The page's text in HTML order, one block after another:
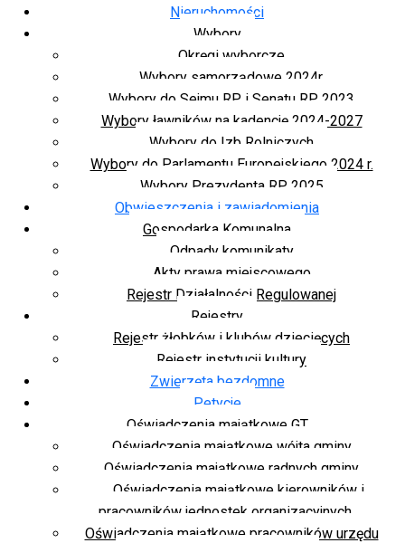
Nieruchomości
Wybory
Okręgi wyborcze
Wybory samorządowe 2024r.
Wybory do Sejmu RP i Senatu RP 2023
Wybory ławników na kadencję 2024-2027
Wybory do Izb Rolniczych
Wybory do Parlamentu Europejskiego 2024 r.
Wybory Prezydenta RP 2025
Obwieszczenia i zawiadomienia
Gospodarka Komunalna
Odpady komunikaty
Akty prawa miejscowego
Rejestr Działalności Regulowanej
Rejestry
Rejestr żłobków i klubów dziecięcych
Rejestr instytucji kultury
Zwierzęta bezdomne
Petycje
Oświadczenia majątkowe GT
Oświadczenia majątkowe wójta gminy
Oświadczenia majątkowe radnych gminy
Oświadczenia majątkowe kierowników i
pracowników jednostek organizacyjnych
Oświadczenia majątkowe pracowników urzędu